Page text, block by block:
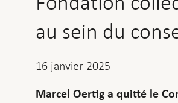
au sein du
16 janvier 2025
Marcel Oertig a quitté le